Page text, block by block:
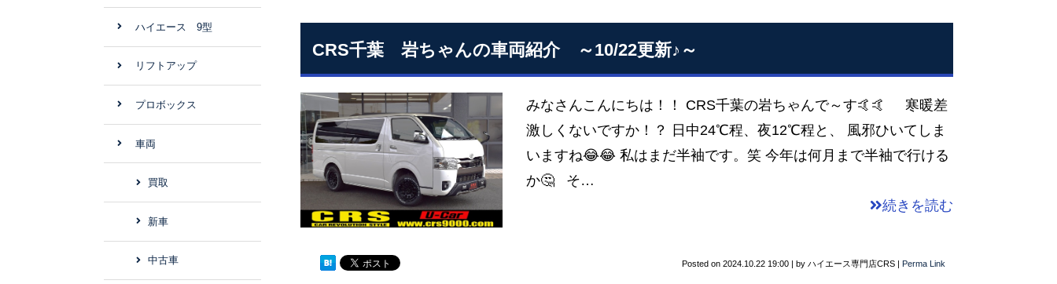
CRS千葉 岩ちゃんの車両紹介 ～10/22更新♪～
みなさんこんにちは！！ CRS千葉の岩ちゃんで～す🤙🤙 寒暖差
激しくないですか！？ 日中24℃程、夜12℃程と、 風邪ひいてしま
いますね😂😂 私はまだ半袖です。笑 今年は何月まで半袖で行ける
か🤔 そ…
続きを読む
Posted on 2024.10.22 19:00 | by ハイエース専門店CRS | Perma Link
ハイエース 9型
リフトアップ
プロボックス
車両
買取
新車
中古車